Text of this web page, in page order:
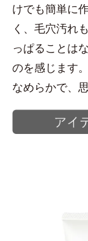
けでも簡単に
く、毛穴汚れ
っぱることは
のを感じます
なめらかで、